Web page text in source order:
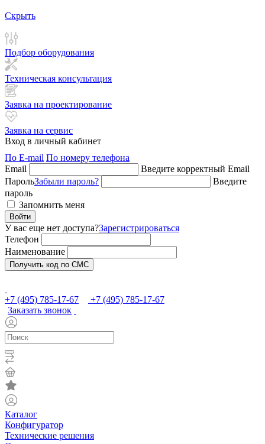
Скрыть
Подбор оборудования
Техническая консультация
Заявка на проектирование
Заявка на сервис
Вход в личный кабинет
По E-mail По номеру телефона
Email
Введите корректный Email
ПарольЗабыли пароль?
Введите
пароль
Запомнить меня
Войти
У вас еще нет доступа?Зарегистрироваться
Телефон
Наименование
Получить код по СМС
+7 (495) 785-17-67
+7 (495) 785-17-67
Заказать звонок
Каталог
Конфигуратор
Технические решения